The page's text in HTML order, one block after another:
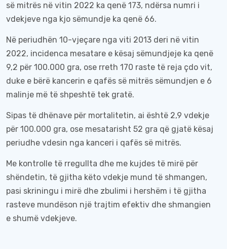
së mitrës në vitin 2022 ka qenë 173, ndërsa numri i
vdekjeve nga kjo sëmundje ka qenë 66.
Në periudhën 10-vjeçare nga viti 2013 deri në vitin
2022, incidenca mesatare e kësaj sëmundjeje ka qenë
9,2 për 100.000 gra, ose rreth 170 raste të reja çdo vit,
duke e bërë kancerin e qafës së mitrës sëmundjen e 6
malinje më të shpeshtë tek gratë.
Sipas të dhënave për mortalitetin, ai është 2,9 vdekje
për 100.000 gra, ose mesatarisht 52 gra që gjatë kësaj
periudhe vdesin nga kanceri i qafës së mitrës.
Me kontrolle të rregullta dhe me kujdes të mirë për
shëndetin, të gjitha këto vdekje mund të shmangen,
pasi skriningu i mirë dhe zbulimi i hershëm i të gjitha
rasteve mundëson një trajtim efektiv dhe shmangien
e shumë vdekjeve.